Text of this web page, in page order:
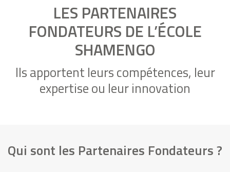
LES PARTENAIRES
FONDATEURS DE L’ÉCOLE
SHAMENGO
Ils apportent leurs compétences, leur
expertise ou leur innovation
Qui sont les Partenaires Fondateurs ?